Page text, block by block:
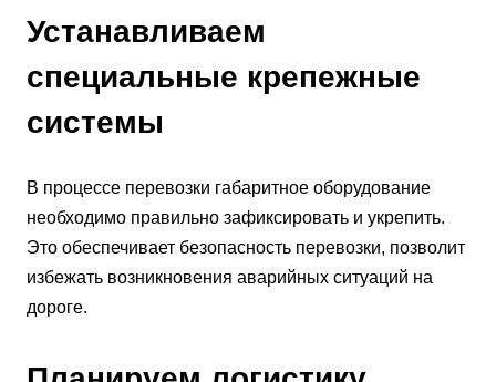
Устанавливаем
специальные крепежные
системы
В процессе перевозки габаритное оборудование
необходимо правильно зафиксировать и укрепить.
Это обеспечивает безопасность перевозки, позволит
избежать возникновения аварийных ситуаций на
дороге.